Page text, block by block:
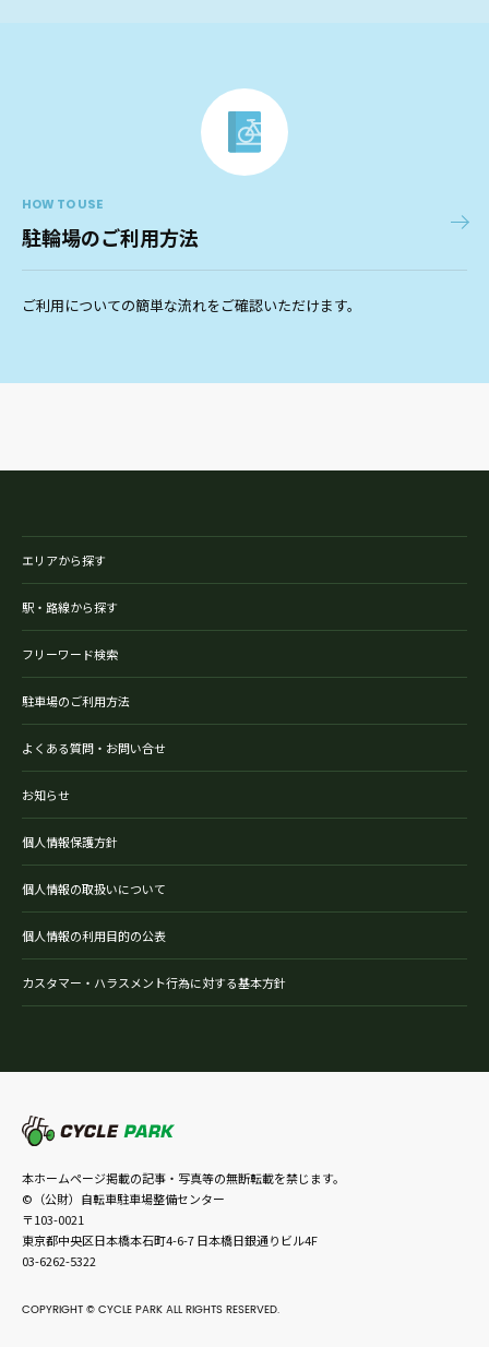
HOW TO USE
駐輪場のご利用方法
ご利用についての簡単な流れをご確認いただけます。
エリアから探す
駅・路線から探す
フリーワード検索
駐車場のご利用方法
よくある質問・お問い合せ
お知らせ
個人情報保護方針
個人情報の取扱いについて
個人情報の利用目的の公表
カスタマー・ハラスメント行為に対する基本方針
本ホームページ掲載の記事・写真等の無断転載を禁じます。
©（公財）自転車駐車場整備センター
〒103-0021
東京都中央区日本橋本石町4-6-7 日本橋日銀通りビル4F
03-6262-5322
COPYRIGHT © CYCLE PARK ALL RIGHTS RESERVED.